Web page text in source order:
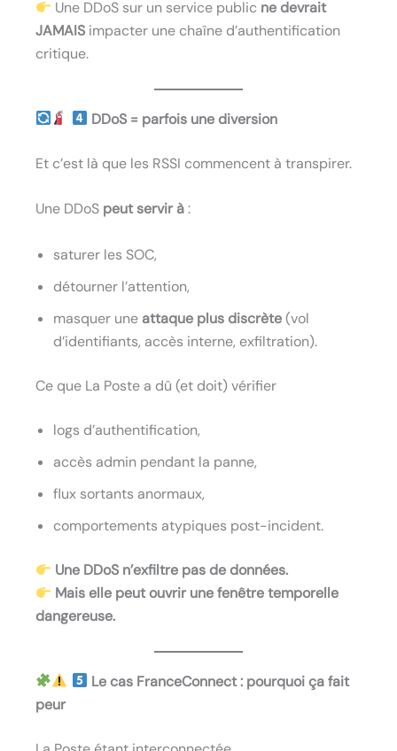
Une DDoS sur un service public ne devrait
JAMAIS impacter une chaîne d’authentification
critique.
DDoS = parfois une diversion
Et c’est là que les RSSI commencent à transpirer.
Une DDoS peut servir à:
saturer les SOC,
détourner l’attention,
masquer une attaque plus discrète(vol
d’identifiants, accès interne, exfiltration).
Ce que La Poste a dû (et doit) vérifier
logs d’authentification,
accès admin pendant la panne,
flux sortants anormaux,
comportements atypiques post-incident.
Une DDoS n’exfiltre pas de données.
Mais elle peut ouvrir une fenêtre temporelle
dangereuse.
Le cas FranceConnect : pourquoi ça fait
peur